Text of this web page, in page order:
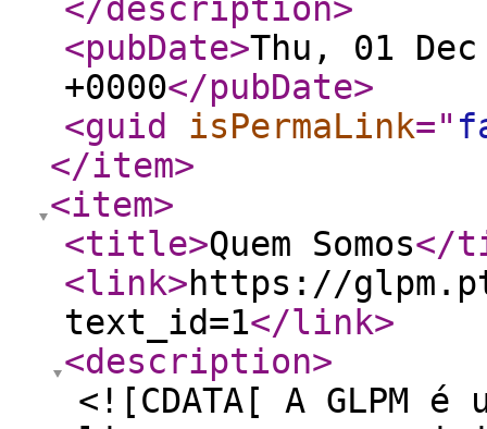
</description>
<pubDate>Thu, 01
+0000</pubDate>
<guid
isPermaLink="
</item>
<item>
<title>Quem Somos</
<link>https://
text_id=1</link>
<description>
<![CDATA[ A GLPM é